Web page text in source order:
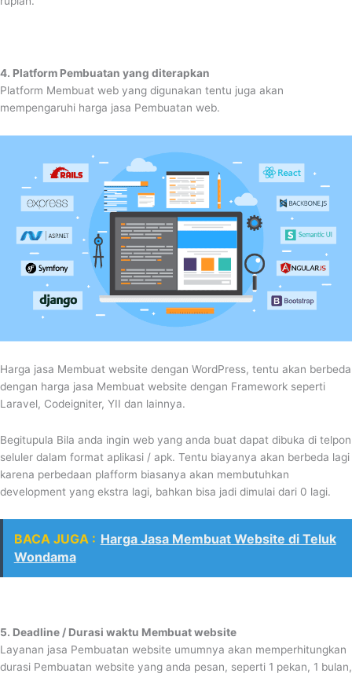
4. Platform Pembuatan yang diterapkan
Platform Membuat web yang digunakan tentu juga akan
mempengaruhi harga jasa Pembuatan web.
Harga jasa Membuat website dengan WordPress, tentu akan berbeda
dengan harga jasa Membuat website dengan Framework seperti
Laravel, Codeigniter, YII dan lainnya.
Begitupula Bila anda ingin web yang anda buat dapat dibuka di telpon
seluler dalam format aplikasi / apk. Tentu biayanya akan berbeda lagi
karena perbedaan plafform biasanya akan membutuhkan
development yang ekstra lagi, bahkan bisa jadi dimulai dari 0 lagi.
BACA JUGA : Harga Jasa Membuat Website di Teluk
Wondama
5. Deadline / Durasi waktu Membuat website
Layanan jasa Pembuatan website umumnya akan memperhitungkan
durasi Pembuatan website yang anda pesan, seperti 1 pekan, 1 bulan,